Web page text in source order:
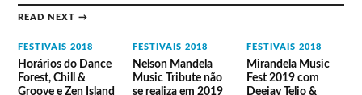
READ NEXT →
FESTIVAIS 2018
Horários do Dance
Forest, Chill &
Groove e Zen Island
FESTIVAIS 2018
Nelson Mandela
Music Tribute não
se realiza em 2019
FESTIVAIS 2018
Mirandela Music
Fest 2019 com
Deejay Telio &